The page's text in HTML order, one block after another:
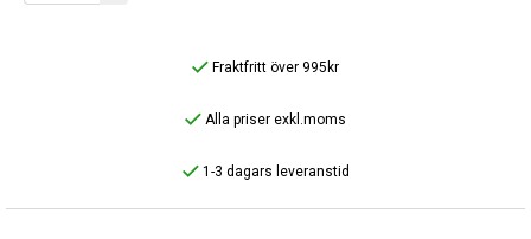
Fraktfritt över 995kr
Alla priser exkl.moms
1-3 dagars leveranstid